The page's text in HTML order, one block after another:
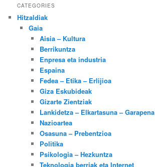
CATEGORIES
Hitzaldiak
Gaia
Aisia – Kultura
Berrikuntza
Enpresa eta industria
Espaina
Fedea – Etika – Erlijioa
Giza Eskubideak
Gizarte Zientziak
Lankidetza – Elkartasuna – Garapena
Nazioartea
Osasuna – Prebentzioa
Politika
Psikologia – Hezkuntza
Teknologia berriak eta Internet